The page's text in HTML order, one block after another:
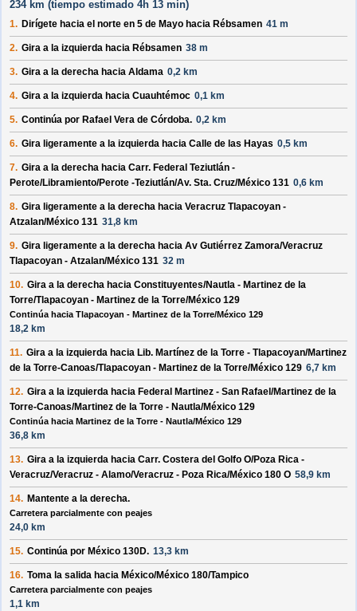
234 km (tiempo estimado 4h 13 min)
1. Dirígete hacia el norte en 5 de Mayo hacia Rébsamen 41 m
2. Gira a la izquierda hacia Rébsamen 38 m
3. Gira a la derecha hacia Aldama 0,2 km
4. Gira a la izquierda hacia Cuauhtémoc 0,1 km
5. Continúa por Rafael Vera de Córdoba. 0,2 km
6. Gira ligeramente a la izquierda hacia Calle de las Hayas 0,5 km
7. Gira a la derecha hacia Carr. Federal Teziutlán -
Perote/Libramiento/Perote -Teziutlán/Av. Sta. Cruz/México 131 0,6 km
8. Gira ligeramente a la derecha hacia Veracruz Tlapacoyan -
Atzalan/México 131 31,8 km
9. Gira ligeramente a la derecha hacia Av Gutiérrez Zamora/Veracruz
Tlapacoyan - Atzalan/México 131 32 m
10. Gira a la derecha hacia Constituyentes/Nautla - Martinez de la
Torre/Tlapacoyan - Martinez de la Torre/México 129
Continúa hacia Tlapacoyan - Martinez de la Torre/México 129
18,2 km
11. Gira a la izquierda hacia Lib. Martínez de la Torre - Tlapacoyan/Martinez
de la Torre-Canoas/Tlapacoyan - Martinez de la Torre/México 129 6,7 km
12. Gira a la izquierda hacia Federal Martinez - San Rafael /Martinez de la
Torre-Canoas/Martinez de la Torre - Nautla/México 129
Continúa hacia Martinez de la Torre - Nautla/México 129
36,8 km
13. Gira a la izquierda hacia Carr. Costera del Golfo O/Poza Rica -
Veracruz/Veracruz - Alamo/Veracruz - Poza Rica/México 180 O 58,9 km
14. Mantente a la derecha.
Carretera parcialmente con peajes
24,0 km
15. Continúa por México 130D. 13,3 km
16. Toma la salida hacia México/México 180/Tampico
Carretera parcialmente con peajes
1,1 km